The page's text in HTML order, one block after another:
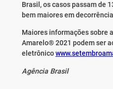
Brasil, os casos passam de
bem maiores em
Maiores informações sobre
Amarelo® 2021 podem ser
eletrônico
Agência Brasil